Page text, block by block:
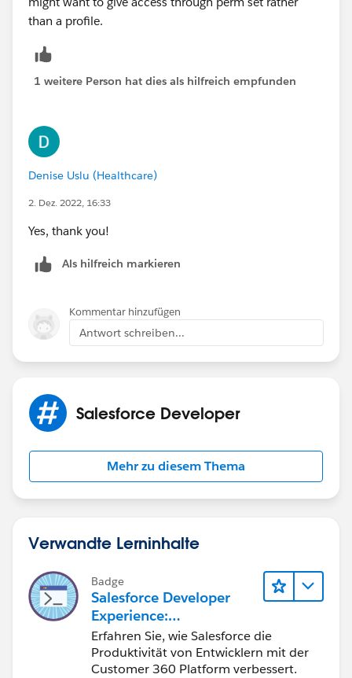
than a profile.
1 weitere Person hat dies als hilfreich empfunden
Denise Uslu (Healthcare)
2. Dez. 2022, 16:33
Yes, thank you!
Als hilfreich markieren
Kommentar hinzufügen
Antwort schreiben...
Salesforce Developer
Mehr zu diesem Thema
Verwandte Lerninhalte
Badge
Salesforce Developer
Experience:
Schnelleinstieg
Erfahren Sie, wie Salesforce die
Produktivität von Entwicklern mit der
Customer 360 Platform verbessert.